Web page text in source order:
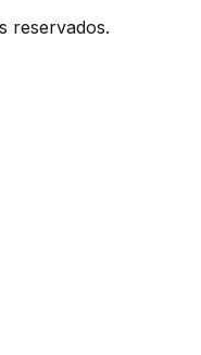
reservados.